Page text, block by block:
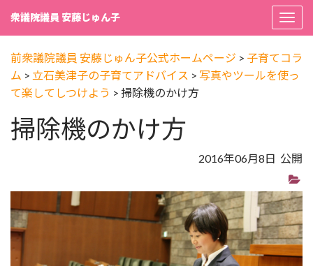
衆議院議員 安藤じゅん子
前衆議院議員 安藤じゅん子公式ホームページ > 子育てコラ
ム > 立石美津子の子育てアドバイス > 写真やツールを使っ
て楽してしつけよう > 掃除機のかけ方
掃除機のかけ方
2016年06月8日 公開